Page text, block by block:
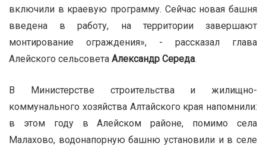
включили в краевую программу. Сейчас новая башня
введена в работу, на территории завершают
монтирование ограждения», - рассказал глава
Алейского сельсовета Александр Середа.
В Министерстве строительства и жилищно-
коммунального хозяйства Алтайского края напомнили:
в этом году в Алейском районе, помимо села
Малахово, водонапорную башню установили и в селе